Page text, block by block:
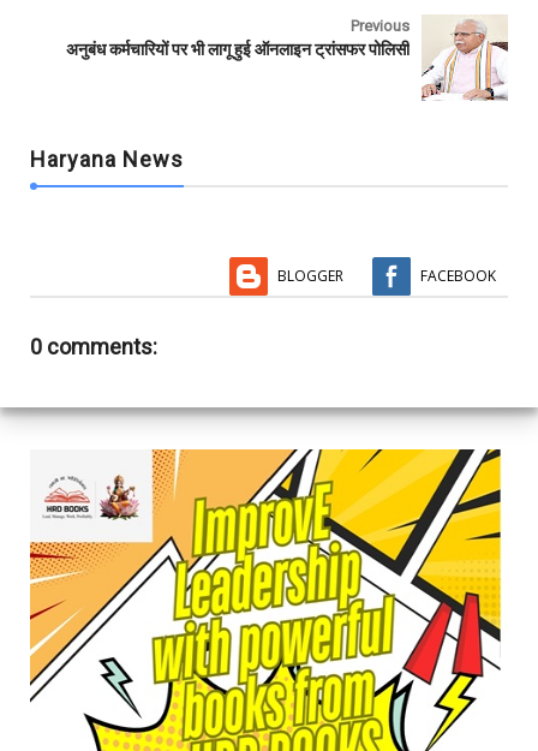
Previous
अनुबंध कर्मचारियों पर भी लागू हुई ऑनलाइन ट्रांसफर पोलिसी
Haryana News
BLOGGER FACEBOOK
0 comments: